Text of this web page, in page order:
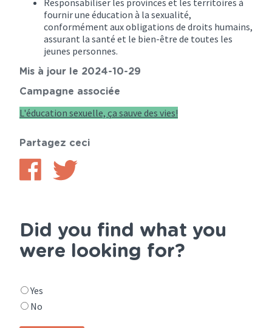
fournir une éducation à la sexualité,
conformément aux obligations de droits humains,
assurant la santé et le bien-être de toutes les
jeunes personnes.
Mis à jour le 2024-10-29
Campagne associée
L'éducation sexuelle, ça sauve des vies!
Partagez ceci
Partager
sur
Did you find what you
were looking for?
Did
find
Yes
No